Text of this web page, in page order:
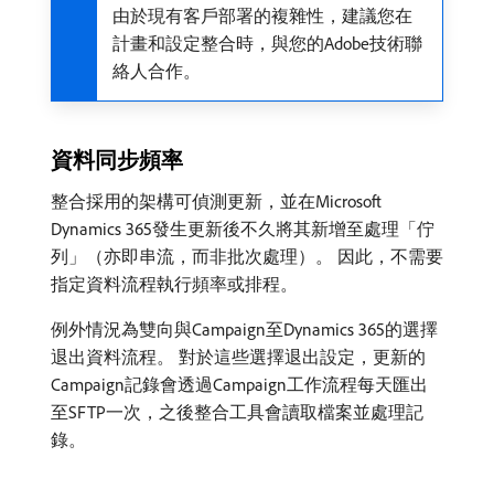
由於現有客戶部署的複雜性，建議您在
計畫和設定整合時，與您的Adobe技術聯
絡人合作。
資料同步頻率
整合採用的架構可偵測更新，並在Microsoft
Dynamics 365發生更新後不久將其新增至處理「佇
列」（亦即串流，而非批次處理）。 因此，不需要
指定資料流程執行頻率或排程。
例外情況為雙向與Campaign至Dynamics 365的選擇
退出資料流程。 對於這些選擇退出設定，更新的
Campaign記錄會透過Campaign工作流程每天匯出
至SFTP一次，之後整合工具會讀取檔案並處理記
錄。